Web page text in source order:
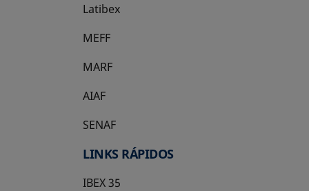
Latibex
se abre en una pestaña nueva
MEFF
se abre en una pestaña nueva
MARF
AIAF
SENAF
LINKS RÁPIDOS
IBEX 35